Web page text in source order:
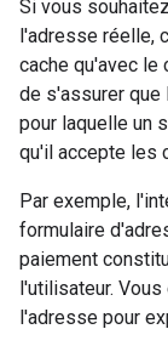
Si vous
l'adresse réelle,
cache qu'avec le
de s'assurer que
pour laquelle un
qu'il accepte les
Par exemple,
formulaire
paiement
l'utilisateur.
l'adresse pour